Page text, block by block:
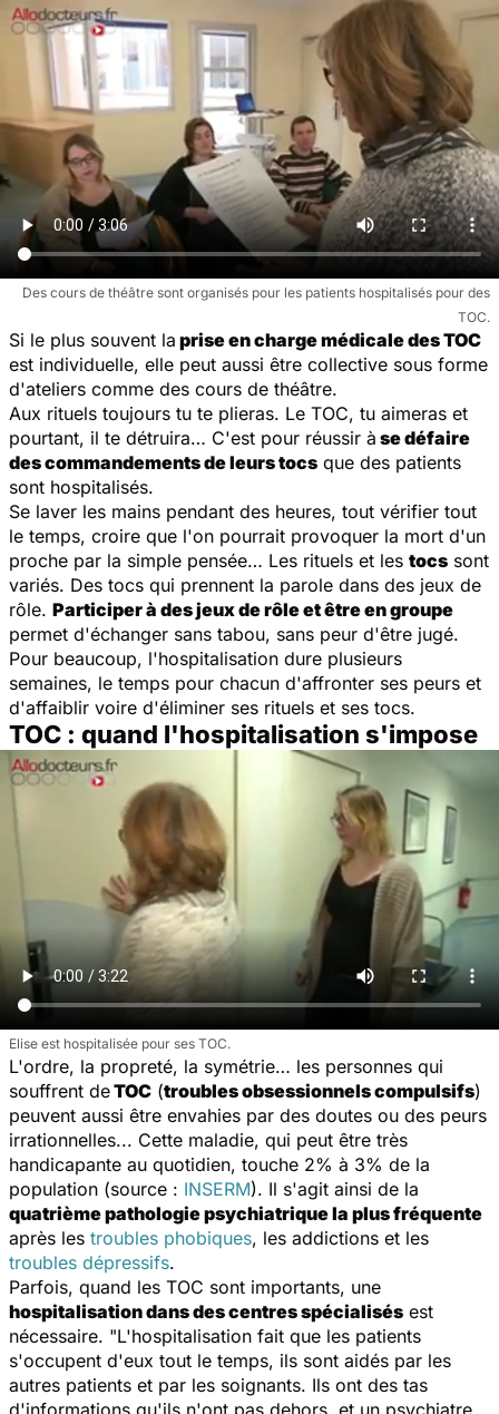
Des cours de théâtre sont organisés pour les patients hospitalisés pour des
TOC.
Si le plus souvent la prise en charge médicale des TOC
est individuelle, elle peut aussi être collective sous forme
d'ateliers comme des cours de théâtre.
Aux rituels toujours tu te plieras. Le TOC, tu aimeras et
pourtant, il te détruira… C'est pour réussir à se défaire
des commandements de leurs tocs que des patients
sont hospitalisés.
Se laver les mains pendant des heures, tout vérifier tout
le temps, croire que l'on pourrait provoquer la mort d'un
proche par la simple pensée… Les rituels et les tocs sont
variés. Des tocs qui prennent la parole dans des jeux de
rôle. Participer à des jeux de rôle et être en groupe
permet d'échanger sans tabou, sans peur d'être jugé.
Pour beaucoup, l'hospitalisation dure plusieurs
semaines, le temps pour chacun d'affronter ses peurs et
d'affaiblir voire d'éliminer ses rituels et ses tocs.
TOC : quand l'hospitalisation s'impose
Elise est hospitalisée pour ses TOC.
L'ordre, la propreté, la symétrie… les personnes qui
souffrent deTOC (troubles obsessionnels compulsifs)
peuvent aussi être envahies par des doutes ou des peurs
irrationnelles... Cette maladie, qui peut être très
handicapante au quotidien, touche 2% à 3% de la
population (source : INSERM). Il s'agit ainsi de la
quatrième pathologie psychiatrique la plus fréquente
après les troubles phobiques, les addictions et les
troubles dépressifs.
Parfois, quand les TOC sont importants, une
hospitalisation dans des centres spécialisés est
nécessaire. "L'hospitalisation fait que les patients
s'occupent d'eux tout le temps, ils sont aidés par les
autres patients et par les soignants. Ils ont des tas